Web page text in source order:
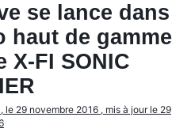
se lance dans
haut de gamme
X-FI SONIC
le 29 novembre 2016 , mis à jour le 29